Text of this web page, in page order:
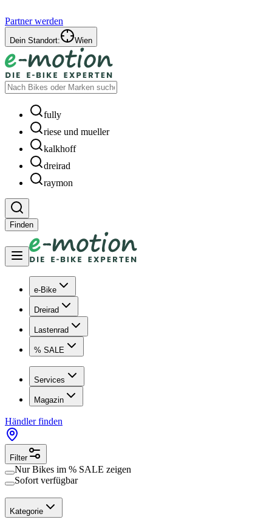
Partner werden
Dein Standort: Wien
fully
riese und mueller
kalkhoff
dreirad
raymon
Finden
e-Bike
Dreirad
Lastenrad
% SALE
Services
Magazin
Händler finden
Filter
Nur Bikes im % SALE zeigen
Sofort verfügbar
Kategorie